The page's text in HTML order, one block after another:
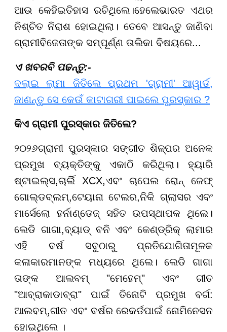
ଆଉ କେହିଇତିହାସ ରଚିଥିଲେ।ହେଲେଭାରତ ଏଥର
ନିଶ୍ଚିତ ନିରାଶ ହୋଇଥିଲା। ତେବେ ଆସନ୍ତୁ ଜାଣିବା
ଗ୍ରାମୀବିଜେତାଙ୍କ ସମ୍ପୂର୍ଣ୍ଣ ତାଲିକା ବିଷୟରେ...
ଏ ଖବରବି ପଢନ୍ତୁ:-
ଦଲାଇ ଲାମା ଜିତିଲେ ପ୍ରଥମ 'ଗ୍ରାମୀ' ଆୱାର୍ଡ,
ଜାଣନ୍ତୁ ସେ କେଉଁ କାଟାଗରୀ ପାଇଲେ ପୁରସ୍କାର ?
କିଏ ଗ୍ରାମୀ ପୁରସ୍କାର ଜିତିଲେ?
୨୦୨୬ଗ୍ରାମୀ ପୁରସ୍କାର ସଙ୍ଗୀତ ଶିଳ୍ପର ଅନେକ
ପ୍ରମୁଖ ବ୍ୟକ୍ତିଙ୍କୁ ଏକାଠି କରିଥିଲା। ହ୍ୟାରି
ଷ୍ଟାଇଲ୍ସ,ଚାର୍ଲି XCX,ଏବଂ ଚାପେଲ ରୋନ୍ ଜେଫ୍
ଗୋଲ୍ଡବ୍ଲମ୍,ଟେୟାନା ଟେଲର,ନିକି ଗ୍ଲାସର ଏବଂ
ମାର୍ସେଲୋ ହର୍ନାଣ୍ଡେଜ୍ ସହିତ ଉପସ୍ଥାପକ ଥିଲେ।
ଲେଡି ଗାଗା,ବ୍ୟାଡ୍ ବନି ଏବଂ କେଣ୍ଡ୍ରିକ୍ ଲାମାର
ଏହି ବର୍ଷ ସବୁଠାରୁ ପ୍ରତିଯୋଗିତାମୂଳକ
କଳାକାରମାନଙ୍କ ମଧ୍ୟରେ ଥିଲେ। ଲେଡି ଗାଗା
ତାଙ୍କ ଆଲବମ୍ "ମେହେମ୍" ଏବଂ ଗୀତ
"ଆବ୍ରାକାଡାବ୍ରା" ପାଇଁ ତିନୋଟି ପ୍ରମୁଖ ବର୍ଗ:
ଆଲବମ୍,ଗୀତ ଏବଂ ବର୍ଷର ରେକର୍ଡପାଇଁ ନୋମିନେସନ
ହୋଇଥିଲେ ।